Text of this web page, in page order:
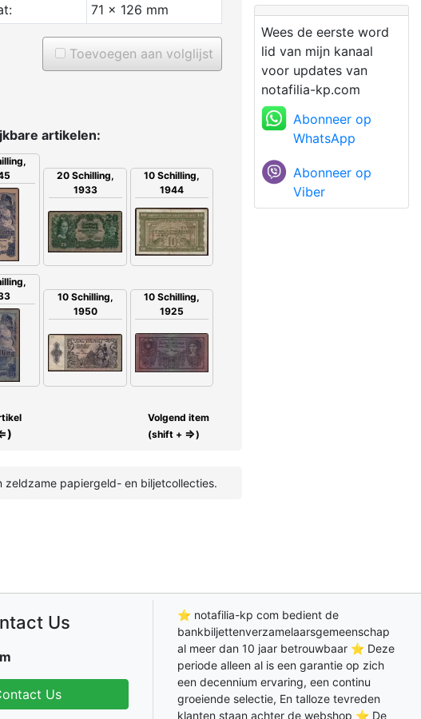
71 x 126 mm
Toevoegen aan volglijst
artikelen:
20 Schilling,
1933
10 Schilling,
1944
10 Schilling,
1950
10 Schilling,
1925
Volgend item
(shift + ⇒)
papiergeld- en biljetcollecties.
Wees de eerste word
lid van mijn kanaal
voor updates van
notafilia-kp.com
Abonneer op
WhatsApp
Abonneer op
Viber
Us
Us
⭐ notafilia-kp com bedient de
bankbiljettenverzamelaarsgemeenschap
al meer dan 10 jaar betrouwbaar ⭐ Deze
periode alleen al is een garantie op zich
een decennium ervaring, een continu
groeiende selectie, En talloze tevreden
klanten staan achter de webshop ⭐ De